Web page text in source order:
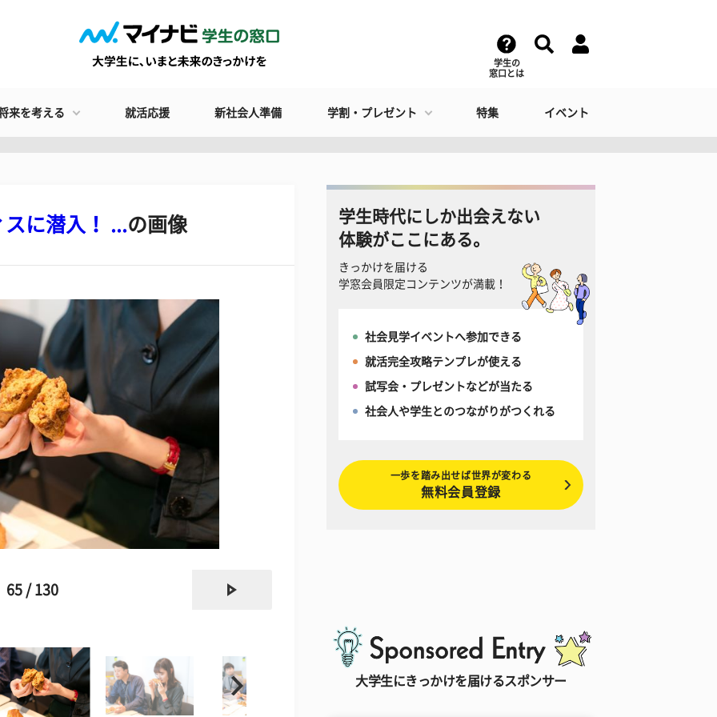
学生の
窓口とは
来を考える 就活応援 新社会人準備 学割・プレゼント 特集 イベント
に潜入！ ...の画像
65 / 130
学生時代にしか出会えない
体験がここにある。
きっかけを届ける
学窓会員限定コンテンツが満載！
社会見学イベントへ参加できる
就活完全攻略テンプレが使える
試写会・プレゼントなどが当たる
社会人や学生とのつながりがつくれる
一歩を踏み出せば世界が変わる
無料会員登録
大学生にきっかけを届けるスポンサー